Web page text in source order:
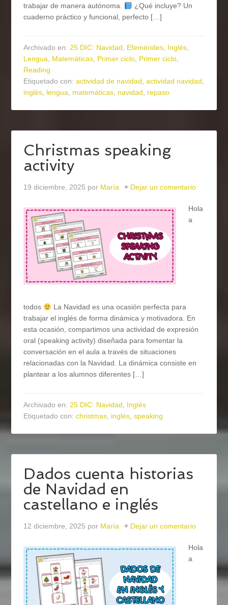
trabajar de manera autónoma.
¿Qué incluye? Un
cuaderno práctico y funcional, perfecto […]
Archivado en:25 DIC: Navidad, Efemérides, Inglés,
Lengua, Matemáticas, Primer ciclo, Primer ciclo,
Reading
Etiquetado con:actividad de navidad,actividad navidad,
inglés, lengua, matemáticas, navidad, repaso
Christmas speaking
activity
19 diciembre, 2025 por María Dejar un comentario
Hola
a
todos
La Navidad es una ocasión perfecta para
trabajar el inglés de forma dinámica y motivadora. En
esta ocasión, compartimos una actividad de expresión
oral (speaking activity) diseñada para fomentar la
conversación en el aula a través de situaciones
relacionadas con la Navidad. La dinámica consiste en
plantear a los alumnos diferentes […]
Archivado en:25 DIC: Navidad, Inglés
Etiquetado con:christmas, inglés,speaking
Dados cuenta historias
de Navidad en
castellano e inglés
12 diciembre, 2025 por María Dejar un comentario
Hola
a